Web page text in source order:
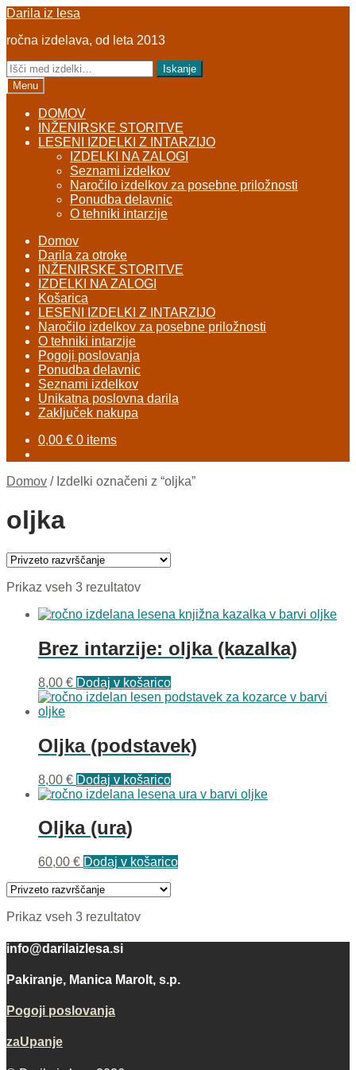
Skip
navigation
Skip
content
Darila iz lesa
ročna izdelava, od leta 2013
Išči:
Iskanje
Menu
DOMOV
INŽENIRSKE STORITVE
LESENI IZDELKI Z INTARZIJO
IZDELKI NA ZALOGI
Seznami izdelkov
Naročilo izdelkov za posebne priložnosti
Ponudba delavnic
O tehniki intarzije
Domov
Darila za otroke
INŽENIRSKE STORITVE
IZDELKI NA ZALOGI
Košarica
LESENI IZDELKI Z INTARZIJO
Naročilo izdelkov za posebne priložnosti
O tehniki intarzije
Pogoji poslovanja
Ponudba delavnic
Seznami izdelkov
Unikatna poslovna darila
Zaključek nakupa
0,00 € 0 items
Domov / Izdelki označeni z “oljka”
oljka
Prikaz vseh 3 rezultatov
Brez intarzije: oljka (kazalka)
8,00 € Dodaj v košarico
Oljka (podstavek)
8,00 € Dodaj v košarico
Oljka (ura)
60,00 € Dodaj v košarico
Prikaz vseh 3 rezultatov
info@darilaizlesa.si
Pakiranje, Manica Marolt, s.p.
Pogoji poslovanja
zaUpanje